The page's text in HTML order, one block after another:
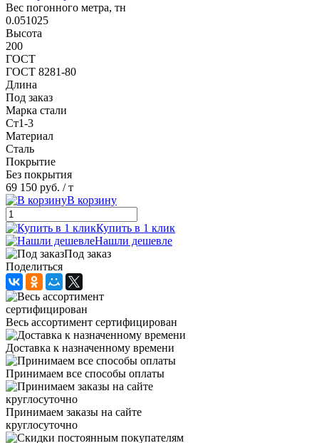
Вес погонного метра, тн
0.051025
Высота
200
ГОСТ
ГОСТ 8281-80
Длина
Под заказ
Марка стали
Ст1-3
Материал
Сталь
Покрытие
Без покрытия
69 150 руб. / т
В корзину
Купить в 1 клик
Нашли дешевле
Под заказ
Поделиться
Весь ассортимент сертифицирован
Доставка к назначенному времени
Принимаем все способы оплаты
Принимаем заказы на сайте
круглосуточно